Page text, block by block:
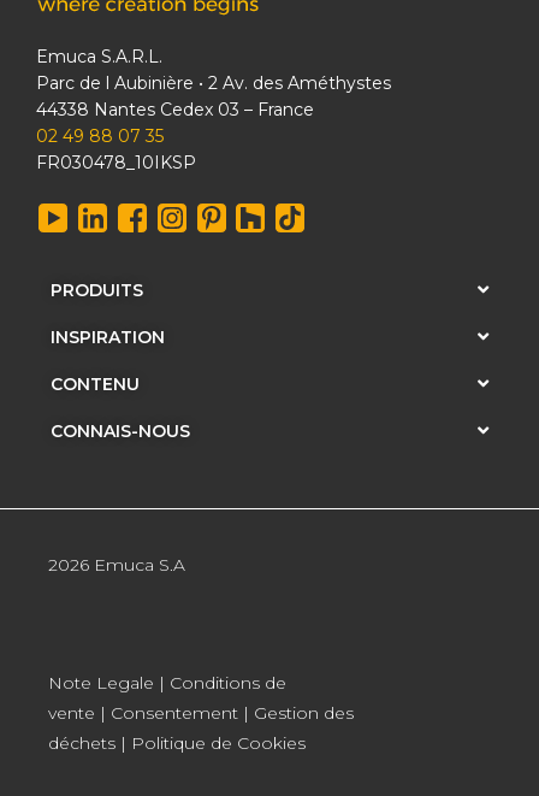
Emuca S.A.R.L.
Parc de l Aubinière • 2 Av. des Améthystes
44338 Nantes Cedex 03 – France
02 49 88 07 35
FR030478_10IKSP
PRODUITS
INSPIRATION
CONTENU
CONNAIS-NOUS
2026 Emuca S.A
Note Legale | Conditions de
vente | Consentement | Gestion des
déchets | Politique de Cookies